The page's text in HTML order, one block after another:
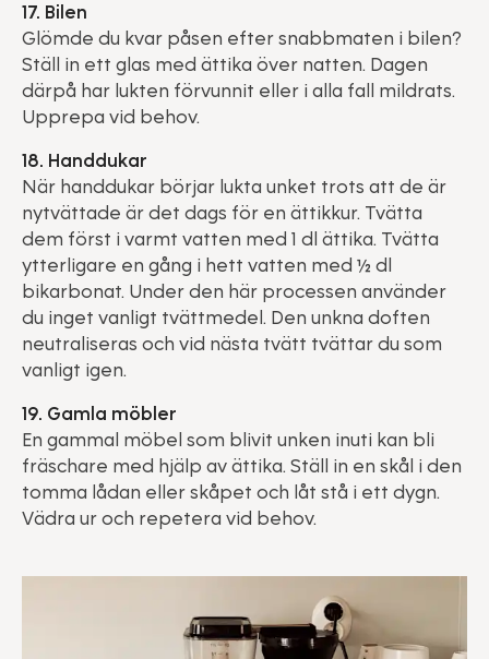
17. Bilen
Glömde du kvar påsen efter snabbmaten i bilen?
Ställ in ett glas med ättika över natten. Dagen
därpå har lukten förvunnit eller i alla fall mildrats.
Upprepa vid behov.
18. Handdukar
När handdukar börjar lukta unket trots att de är
nytvättade är det dags för en ättikkur. Tvätta
dem först i varmt vatten med 1 dl ättika. Tvätta
ytterligare en gång i hett vatten med ½ dl
bikarbonat. Under den här processen använder
du inget vanligt tvättmedel. Den unkna doften
neutraliseras och vid nästa tvätt tvättar du som
vanligt igen.
19. Gamla möbler
En gammal möbel som blivit unken inuti kan bli
fräschare med hjälp av ättika. Ställ in en skål i den
tomma lådan eller skåpet och låt stå i ett dygn.
Vädra ur och repetera vid behov.